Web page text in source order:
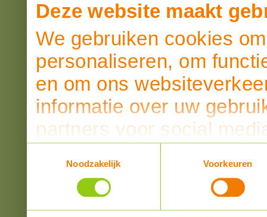
Deze website maakt
We gebruiken cookies
personaliseren, om
en om ons
informatie over uw
partners voor social
informatie die u aan ze
verzameld op basis van
Noodzakelijk
Voorkeuren